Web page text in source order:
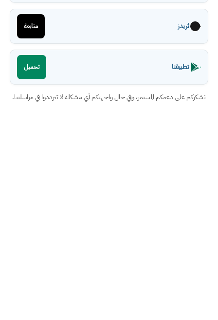
ثريدز متابعة
تطبيقنا تحميل
نشكركم على دعمكم المستمر، وفي حال واجهتكم أي مشكلة لا تترددوا في مراسلتنا.